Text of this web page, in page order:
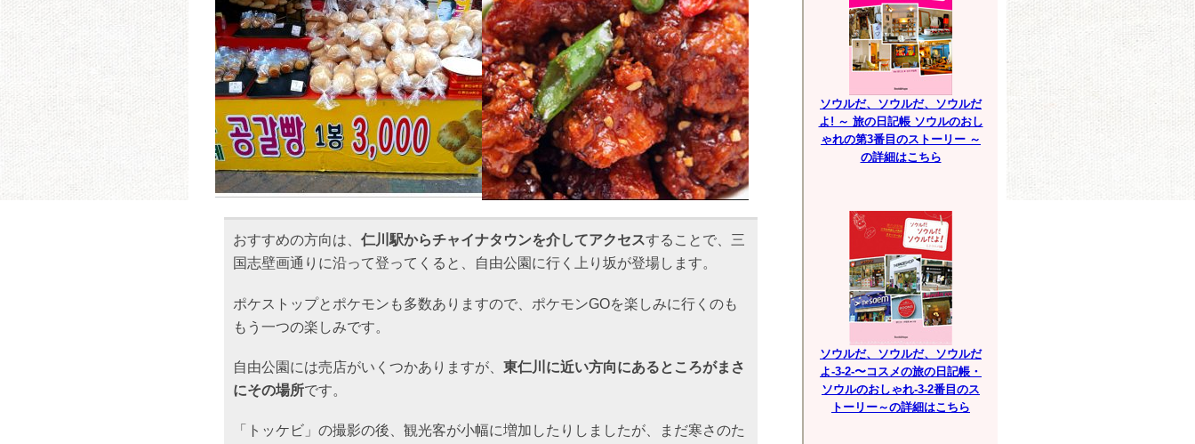
おすすめの方向は、 仁川駅からチャイナタウンを介してアクセスすることで、三
国志壁画通りに沿って登ってくると、自由公園に行く上り坂が登場します。
ポケストップとポケモンも多数ありますので、ポケモンGOを楽しみに行くのも
もう一つの楽しみです。
自由公園には売店がいくつかありますが、 東仁川に近い方向にあるところがまさ
にその場所です。
「トッケビ」の撮影の後、観光客が小幅に増加したりしましたが、まだ寒さのた
ソウルだ、ソウルだ、ソウルだ
よ! ～ 旅の日記帳 ソウルのおし
ゃれの第3番目のストーリー ～
の詳細はこちら
ソウルだ、ソウルだ、ソウルだ
よ-3-2-〜コスメの旅の日記帳・
ソウルのおしゃれ-3-2番目のス
トーリー～の詳細はこちら